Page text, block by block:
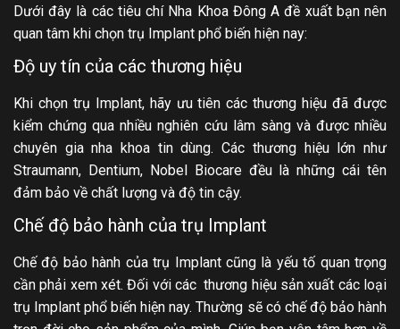
Dưới đây là các tiêu chí Nha Khoa Đông A đề xuất bạn nên
quan tâm khi chọn trụ Implant phổ biến hiện nay:
Độ uy tín của các thương hiệu
Khi chọn trụ Implant, hãy ưu tiên các thương hiệu đã được
kiểm chứng qua nhiều nghiên cứu lâm sàng và được nhiều
chuyên gia nha khoa tin dùng. Các thương hiệu lớn như
Straumann, Dentium, Nobel Biocare đều là những cái tên
đảm bảo về chất lượng và độ tin cậy.
Chế độ bảo hành của trụ Implant
Chế độ bảo hành của trụ Implant cũng là yếu tố quan trọng
cần phải xem xét. Đối với các thương hiệu sản xuất các loại
trụ Implant phổ biến hiện nay. Thường sẽ có chế độ bảo hành